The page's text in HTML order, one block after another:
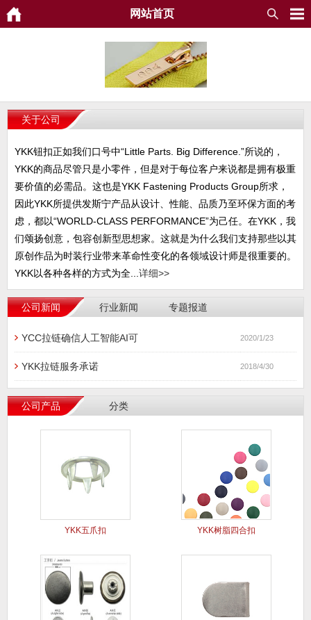
网站首页
关于公司
YKK钮扣正如我们口号中“Little Parts. Big Difference.”所说的，
YKK的商品尽管只是小零件，但是对于每位客户来说都是拥有极重
要价值的必需品。这也是YKK Fastening Products Group所求，
因此YKK所提供发斯宁产品从设计、性能、品质乃至环保方面的考
虑，都以“WORLD-CLASS PERFORMANCE”为己任。在YKK，我
们颂扬创意，包容创新型思想家。这就是为什么我们支持那些以其
原创作品为时装行业带来革命性变化的各领域设计师是很重要的。
YKK以各种各样的方式为全... 详细>>
公司新闻 行业新闻 专题报道
YCC拉链确信人工智能AI可 2020/1/23
YKK拉链服务承诺 2018/4/30
公司产品 分类
YKK五爪扣 YKK树脂四合扣